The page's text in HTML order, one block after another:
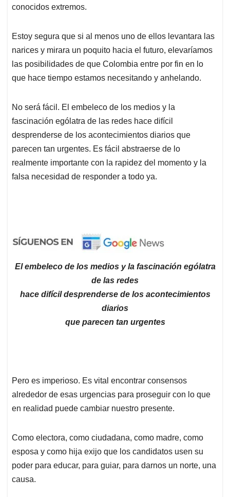
conocidos extremos.
Estoy segura que si al menos uno de ellos levantara las
narices y mirara un poquito hacia el futuro, elevaríamos
las posibilidades de que Colombia entre por fin en lo
que hace tiempo estamos necesitando y anhelando.
No será fácil. El embeleco de los medios y la
fascinación ególatra de las redes hace difícil
desprenderse de los acontecimientos diarios que
parecen tan urgentes. Es fácil abstraerse de lo
realmente importante con la rapidez del momento y la
falsa necesidad de responder a todo ya.
El embeleco de los medios y la fascinación ególatra
de las redes
hace difícil desprenderse de los acontecimientos
diarios
que parecen tan urgentes
Pero es imperioso. Es vital encontrar consensos
alrededor de esas urgencias para proseguir con lo que
en realidad puede cambiar nuestro presente.
Como electora, como ciudadana, como madre, como
esposa y como hija exijo que los candidatos usen su
poder para educar, para guiar, para darnos un norte, una
causa.